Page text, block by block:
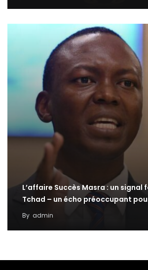
L’affaire Succès Masra : un signal
Tchad – un écho préoccupant
By admin